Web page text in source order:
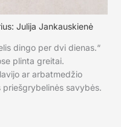
Julija Jankauskienė
dingo per dvi dienas.“
plinta greitai.
ar arbatmedžio
priešgrybelinės savybės.